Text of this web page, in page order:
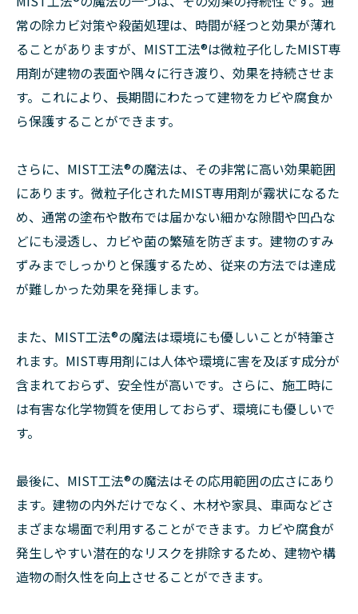
常の除カビ対策や殺菌処理は、時間が経つと効果が薄れ
ることがありますが、MIST工法®は微粒子化したMIST専
用剤が建物の表面や隅々に行き渡り、効果を持続させま
す。これにより、長期間にわたって建物をカビや腐食か
ら保護することができます。
さらに、MIST工法®の魔法は、その非常に高い効果範囲
にあります。微粒子化されたMIST専用剤が霧状になるた
め、通常の塗布や散布では届かない細かな隙間や凹凸な
どにも浸透し、カビや菌の繁殖を防ぎます。建物のすみ
ずみまでしっかりと保護するため、従来の方法では達成
が難しかった効果を発揮します。
また、MIST工法®の魔法は環境にも優しいことが特筆さ
れます。MIST専用剤には人体や環境に害を及ぼす成分が
含まれておらず、安全性が高いです。さらに、施工時に
は有害な化学物質を使用しておらず、環境にも優しいで
す。
最後に、MIST工法®の魔法はその応用範囲の広さにあり
ます。建物の内外だけでなく、木材や家具、車両などさ
まざまな場面で利用することができます。カビや腐食が
発生しやすい潜在的なリスクを排除するため、建物や構
造物の耐久性を向上させることができます。